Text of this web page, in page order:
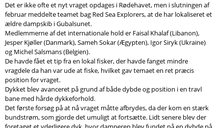
Det er ikke ofte et nyt vraget opdages i Rødehavet, men i slutningen af ​​
februar meddelte teamet bag Red Sea Explorers, at de har lokaliseret et
ældre dampskib i Gubalsunet.
Medlemmerne af det internationale hold er Faisal Khalaf (Libanon),
Jesper Kjøller (Danmark), Sameh Sokar (Ægypten), Igor Siryk (Ukraine)
og Michel Salsmans (Belgien).
De havde fået et tip fra en lokal fisker, der havde fanget mindre
vragdele da han var ude at fiske, hvilket gav temaet en ret præcis
position for vraget.
Dykket blev avanceret på grund af både dybde og position i en travl
bane med hårde dykkeforhold.
Det første forsøg på at nå vraget måtte afbrydes, da der kom en stærk
bundstrøm, som gjorde det umuligt at fortsætte. Lidt senere blev der